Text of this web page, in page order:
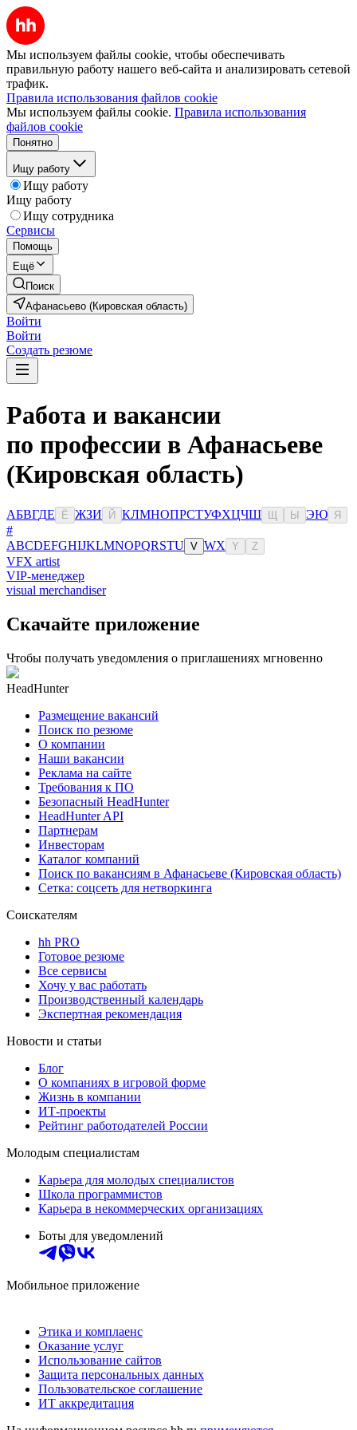
Мы используем файлы cookie, чтобы обеспечивать
правильную работу нашего веб-сайта и анализировать сетевой
трафик.
Правила использования файлов cookie
Мы используем файлы cookie. Правила использования
файлов cookie
Понятно
Ищу работу
Ищу работу
Ищу работу
Ищу сотрудника
Сервисы
Помощь
Ещё
Поиск
Афанасьево (Кировская область)
Войти
Войти
Создать резюме
Работа и вакансии
по профессии в Афанасьеве
(Кировская область)
АБВГДЕ Ё ЖЗИ Й КЛМНОПРСТУФХЦЧШ Ы ЭЮ Я
#
ABCDEFGHIJKLMNOPQRSTU V WX Y Z
VFX artist
VIP-менеджер
visual merchandiser
Скачайте приложение
Чтобы получать уведомления о приглашениях мгновенно
HeadHunter
Размещение вакансий
Поиск по резюме
О компании
Наши вакансии
Реклама на сайте
Требования к ПО
Безопасный HeadHunter
HeadHunter API
Партнерам
Инвесторам
Каталог компаний
Поиск по вакансиям в Афанасьеве (Кировская область)
Сетка: соцсеть для нетворкинга
Соискателям
hh PRO
Готовое резюме
Все сервисы
Хочу у вас работать
Производственный календарь
Экспертная рекомендация
Новости и статьи
Блог
О компаниях в игровой форме
Жизнь в компании
ИТ-проекты
Рейтинг работодателей России
Молодым специалистам
Карьера для молодых специалистов
Школа программистов
Карьера в некоммерческих организациях
Боты для уведомлений
Мобильное приложение
Этика и комплаенс
Оказание услуг
Использование сайтов
Защита персональных данных
Пользовательское соглашение
ИТ аккредитация